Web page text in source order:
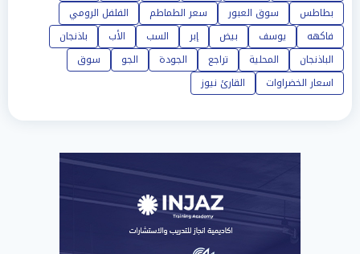
بطاطس
سوق العبور سعر الطماطم
الفلفل الرومي
فاكهه
يوسف بيض إبر السب الأب
باذنجان
الباذنجان
المحلية تراجع الجودة الجو
سوق
اسعار الخضراوات
القارئ نيوز